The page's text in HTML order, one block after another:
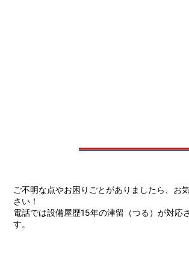
ご不明な点やお困りごとがありましたら、お
さい！
電話では設備屋歴15年の津留（つる）が対応
す。